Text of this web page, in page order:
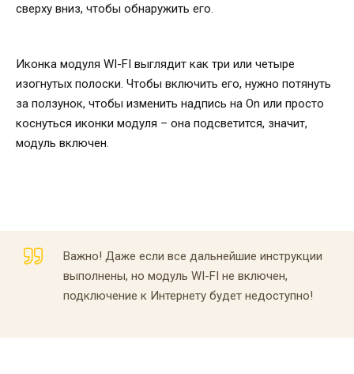
сверху вниз, чтобы обнаружить его.
Иконка модуля WI-FI выглядит как три или четыре
изогнутых полоски. Чтобы включить его, нужно потянуть
за ползунок, чтобы изменить надпись на On или просто
коснуться иконки модуля – она подсветится, значит,
модуль включен.
Важно! Даже если все дальнейшие инструкции
выполнены, но модуль WI-FI не включен,
подключение к Интернету будет недоступно!